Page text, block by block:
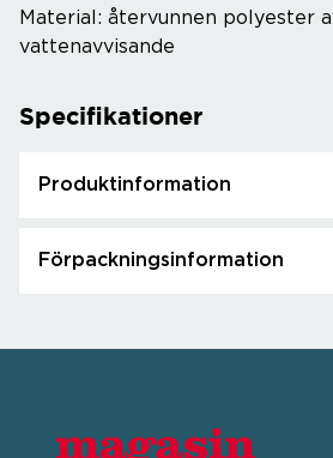
Material: återvunnen polyester
vattenavvisande
Specifikationer
Produktinformation
Förpackningsinformation